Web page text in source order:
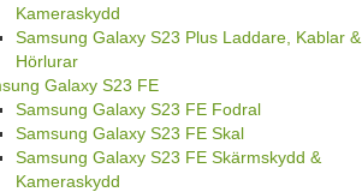
Kameraskydd
Samsung Galaxy S23 Plus Laddare, Kablar &
Hörlurar
Galaxy S23 FE
Samsung Galaxy S23 FE Fodral
Samsung Galaxy S23 FE Skal
Samsung Galaxy S23 FE Skärmskydd &
Kameraskydd